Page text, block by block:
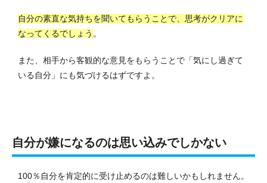
自分の素直な気持ちを聞いてもらうことで、思考がクリアに
なってくるでしょう 。
また、相手から客観的な意見をもらうことで「気にし過ぎて
いる自分」にも気づけるはずですよ。
自分が嫌になるのは思い込みでしかない
100％自分を肯定的に受け止めるのは難しいかもしれません。